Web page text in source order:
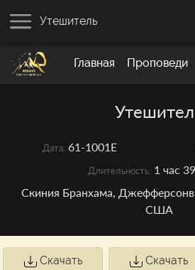
Главная Проповеди
Утешитель
Дата: 61-1001E
Длительность: 1 час
Скиния Бранхама,
США
Скачать
Скачать